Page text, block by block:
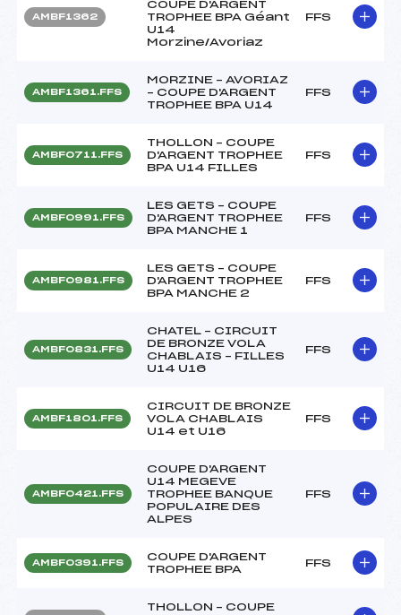
AMBF1362
COUPE D'ARGENT
TROPHEE BPA Géant
U14
Morzine/Avoriaz
FFS
AMBF1361.FFS
MORZINE – AVORIAZ
– COUPE D'ARGENT
TROPHEE BPA U14
FFS
AMBF0711.FFS
THOLLON – COUPE
D'ARGENT TROPHEE
BPA U14 FILLES
FFS
AMBF0991.FFS
LES GETS – COUPE
D'ARGENT TROPHEE
BPA MANCHE 1
FFS
AMBF0981.FFS
LES GETS – COUPE
D'ARGENT TROPHEE
BPA MANCHE 2
FFS
AMBF0831.FFS
CHATEL – CIRCUIT
DE BRONZE VOLA
CHABLAIS – FILLES
U14 U16
FFS
AMBF1801.FFS
CIRCUIT DE BRONZE
VOLA CHABLAIS
U14 et U16
FFS
AMBF0421.FFS
COUPE D'ARGENT
U14 MEGEVE
TROPHEE BANQUE
POPULAIRE DES
ALPES
FFS
AMBF0391.FFS
COUPE D'ARGENT
TROPHEE BPA
FFS
THOLLON – COUPE